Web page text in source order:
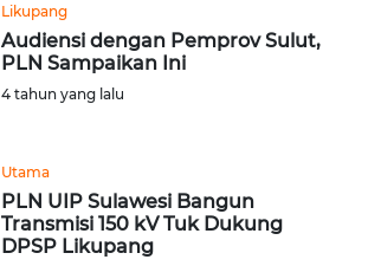
Likupang
Audiensi dengan Pemprov Sulut,
PLN Sampaikan Ini
4 tahun yang lalu
Utama
PLN UIP Sulawesi Bangun
Transmisi 150 kV Tuk Dukung
DPSP Likupang